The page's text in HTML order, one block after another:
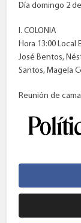
Día domingo 2
I. COLONIA
Hora 13:00 Local
José Bentos,
Santos, Magela
Reunión de